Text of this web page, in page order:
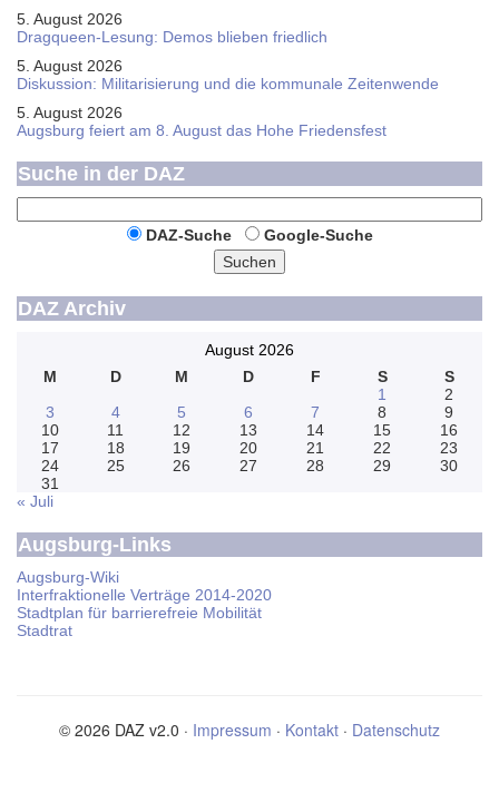
5. August 2026
Dragqueen-Lesung: Demos blieben friedlich
5. August 2026
Diskussion: Mi­li­ta­ri­sie­rung und die kommunale Zeitenwende
5. August 2026
Augsburg feiert am 8. August das Hohe Friedensfest
Suche in der DAZ
DAZ-Suche
Google-Suche
Suchen
DAZ Archiv
August 2026
M
D M D F S
S
1
2
3
4 5 6 7 8
9
10
11 12 13 14 15
16
17
18 19 20 21 22
23
24
25 26 27 28 29
30
31
« Juli
Augsburg-Links
Augsburg-Wiki
Interfraktionelle Verträge 2014-2020
Stadtplan für barrierefreie Mobilität
Stadtrat
© 2026 DAZ v2.0 · Impressum · Kontakt · Datenschutz